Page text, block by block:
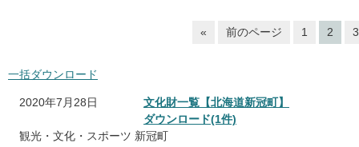
« 前のページ 1 2 3
一括ダウンロード
2020年7月28日
文化財一覧【北海道新冠町】
ダウンロード(1件)
観光・文化・スポーツ 新冠町